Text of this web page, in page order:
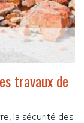
travaux de
la sécurité des